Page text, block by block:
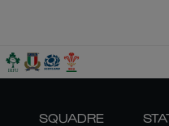
SQUADRE